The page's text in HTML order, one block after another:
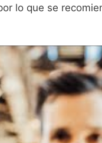
lo que se